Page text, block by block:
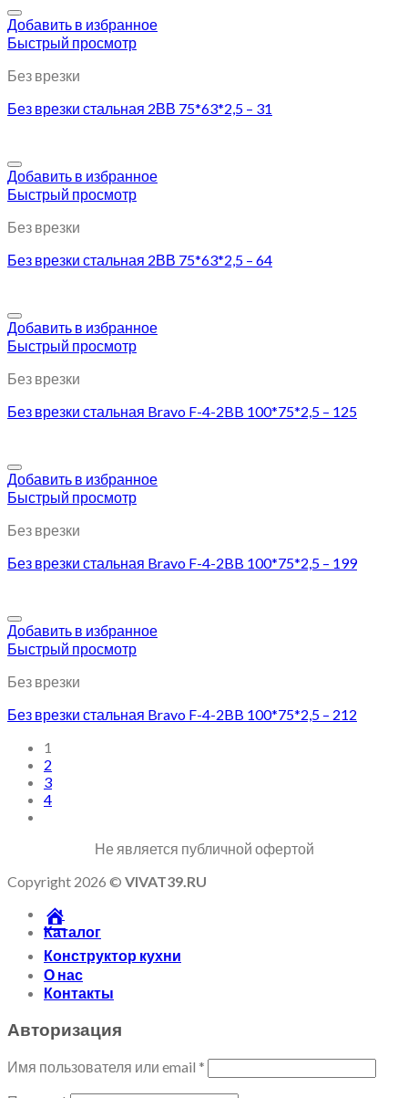
Добавить в избранное
Быстрый просмотр
Без врезки
Без врезки стальная 2ВВ 75*63*2,5 – 31
Добавить в избранное
Быстрый просмотр
Без врезки
Без врезки стальная 2ВВ 75*63*2,5 – 64
Добавить в избранное
Быстрый просмотр
Без врезки
Без врезки стальная Bravo F-4-2BB 100*75*2,5 – 125
Добавить в избранное
Быстрый просмотр
Без врезки
Без врезки стальная Bravo F-4-2BB 100*75*2,5 – 199
Добавить в избранное
Быстрый просмотр
Без врезки
Без врезки стальная Bravo F-4-2BB 100*75*2,5 – 212
1
2
3
4
Не является публичной офертой
Copyright 2026 © VIVAT39.RU
Каталог
Конструктор кухни
О нас
Контакты
Авторизация
Имя пользователя или email *